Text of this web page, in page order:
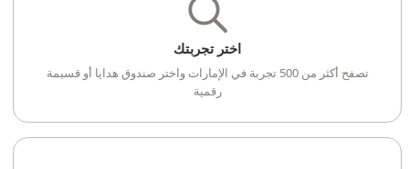
اختر تجربتك
تصفح أكثر من 500 تجربة في الإمارات واختر صندوق هدايا أو قسيمة
رقمية